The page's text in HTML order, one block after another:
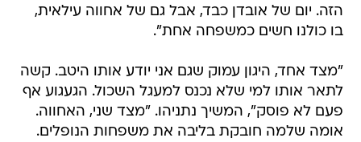
הזה. יום של אובדן כבד, אבל גם של אחווה עילאית,
בו כולנו חשים כמשפחה אחת".
"מצד אחד, היגון עמוק שגם אני יודע אותו היטב. קשה
לתאר אותו למי שלא נכנס למעגל השכול. הגעגוע אף
פעם לא פוסק", המשיך נתניהו. "מצד שני, האחווה.
אומה שלמה חובקת בליבה את משפחות הנופלים.